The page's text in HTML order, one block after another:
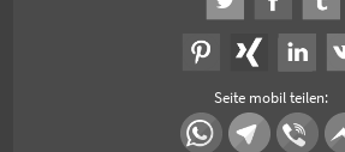
Seite mobil teilen: